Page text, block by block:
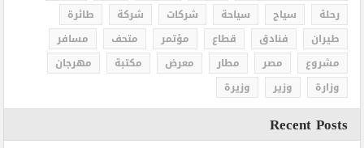
رحلة
سياح سياحة شركات شركة
طائرة
طيران
فنادق قطاع مؤتمر متحف
مسافر
مشروع
مصر مطار معرض مكتبة
مهرجان
وزارة
وزير وزيرة
Recent Posts